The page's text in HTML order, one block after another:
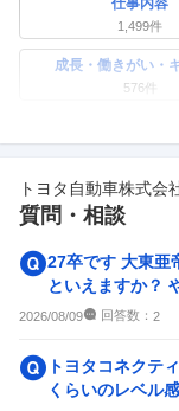
仕事内容
1,499件
成長・働きがい・
576件
ワークライフバ
副業
185
人事・評価
365件
企業の選考に関す
49件
トヨタ自動車株式会
質問・相談
27卒です 大東亜
といえますか？
すよね、、 ディ
2026/08/09 回答数： 2
トヨタコネクテ
くらいのレベル